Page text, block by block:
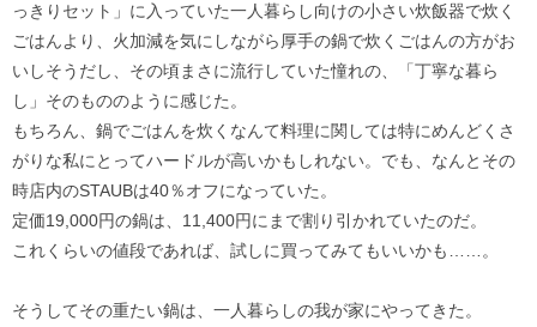
っきりセット」に入っていた一人暮らし向けの小さい炊飯器で炊く
ごはんより、火加減を気にしながら厚手の鍋で炊くごはんの方がお
いしそうだし、その頃まさに流行していた憧れの、「丁寧な暮ら
し」そのもののように感じた。
もちろん、鍋でごはんを炊くなんて料理に関しては特にめんどくさ
がりな私にとってハードルが高いかもしれない。でも、なんとその
時店内のSTAUBは40％オフになっていた。
定価19,000円の鍋は、11,400円にまで割り引かれていたのだ。
これくらいの値段であれば、試しに買ってみてもいいかも……。
そうしてその重たい鍋は、一人暮らしの我が家にやってきた。